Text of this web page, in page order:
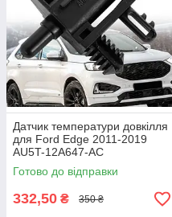
Датчик температури довкілля
для Ford Edge 2011-2019
AU5T-12A647-AC
Готово до відправки
332,50 ₴ 350 ₴